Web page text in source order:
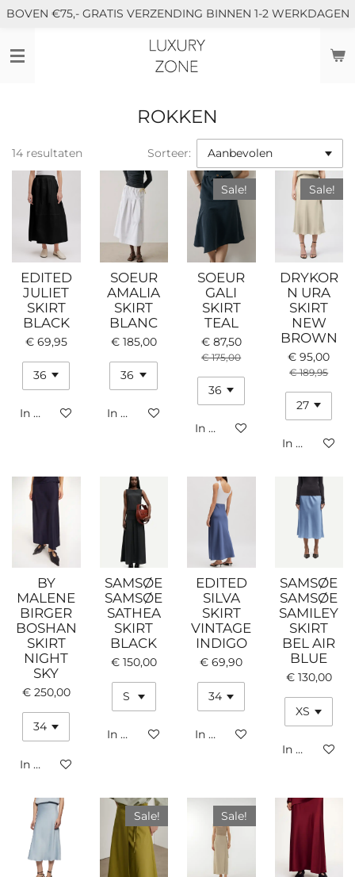
Ga
naar
de
BOVEN €75,- GRATIS VERZENDING BINNEN 1-2 WERKDAGEN
ROKKEN
14 resultaten Sorteer:
EDITED
JULIET
SKIRT
BLACK
€ 69,95
In winkelwagen
SOEUR
AMALIA
SKIRT
BLANC
€ 185,00
In winkelwagen
Sale!
SOEUR
GALI
SKIRT
TEAL
€ 87,50
€ 175,00
In winkelwagen
Sale!
DRYKOR
N URA
SKIRT
NEW
BROWN
€ 95,00
€ 189,95
In
BY
MALENE
BIRGER
BOSHAN
SKIRT
NIGHT
SKY
€ 250,00
In winkelwagen
SAMSØE
SAMSØE
SATHEA
SKIRT
BLACK
€ 150,00
In winkelwagen
EDITED
SILVA
SKIRT
VINTAGE
INDIGO
€ 69,90
In winkelwagen
SAMSØE
SAMSØE
SAMILEY
SKIRT
BEL AIR
BLUE
€ 130,00
In
Sale! Sale!